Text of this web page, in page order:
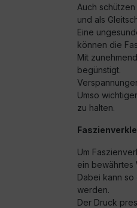
Auch
und als
Eine
können die
Mit
begünstigt.
Umso
zu halten.
Um
ein bewährtes
Dabei kann
werden.
Der Druck